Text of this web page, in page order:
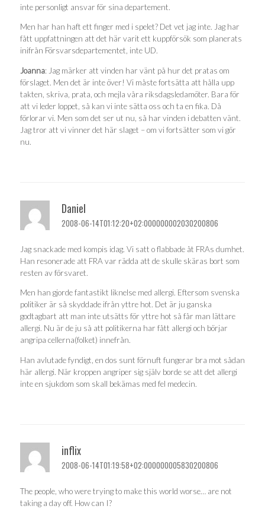
inte personligt ansvar för sina departement.
Men har han haft ett finger med i spelet? Det vet jag inte. Jag har
fått uppfattningen att det här varit ett kuppförsök som planerats
inifrån Försvarsdepartementet, inte UD.
Joanna: Jag märker att vinden har vänt på hur det pratas om
förslaget. Men det är inte över! Vi måste fortsätta att hålla upp
takten, skriva, prata, och mejla våra riksdagsledamöter. Bara för
att vi leder loppet, så kan vi inte sätta oss och ta en fika. Då
förlorar vi. Men som det ser ut nu, så har vinden i debatten vänt.
Jag tror att vi vinner det här slaget – om vi fortsätter som vi gör
nu.
Daniel
2008-06-14T01:12:20+02:000000002030200806
Jag snackade med kompis idag. Vi satt o flabbade åt FRAs dumhet.
Han resonerade att FRA var rädda att de skulle skäras bort som
resten av försvaret.
Men han gjorde fantastikt liknelse med allergi. Eftersom svenska
politiker är så skyddade ifrån yttre hot. Det är ju ganska
godtagbart att man inte utsätts för yttre hot så får man lättare
allergi. Nu är de ju så att politikerna har fått allergi och börjar
angripa cellerna(folket) innefrån.
Han avlutade fyndigt, en dos sunt förnuft fungerar bra mot sådan
här allergi. När kroppen angriper sig själv borde se att det allergi
inte en sjukdom som skall bekämas med fel medecin.
inflix
2008-06-14T01:19:58+02:000000005830200806
The people, who were trying to make this world worse… are not
taking a day off. How can I?